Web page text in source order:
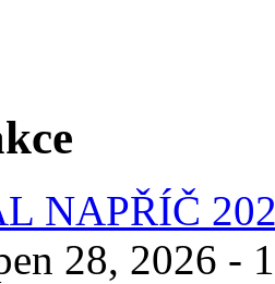
NAPŘÍČ
28, 2026 -